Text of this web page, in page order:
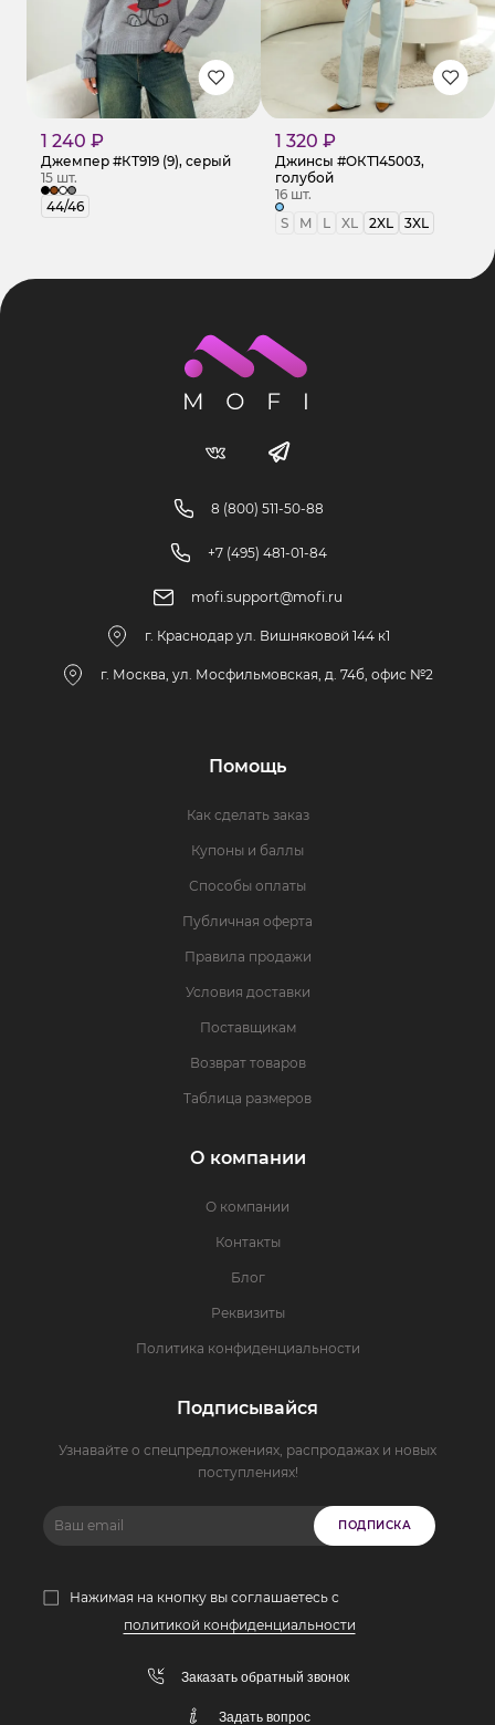
1 240 ₽
Джемпер #КТ919 (9), серый
15 шт.
44/46
1 320 ₽
Джинсы #ОКТ145003,
голубой
16 шт.
S
M L XL 2XL 3XL
8 (800) 511-50-88
+7 (495) 481-01-84
mofi.support@mofi.ru
г. Краснодар ул. Вишняковой 144 к1
г. Москва, ул. Мосфильмовская, д. 74б, офис №2
Помощь
Как сделать заказ
Купоны и баллы
Способы оплаты
Публичная оферта
Правила продажи
Условия доставки
Поставщикам
Возврат товаров
Таблица размеров
О компании
О компании
Контакты
Блог
Реквизиты
Политика конфиденциальности
Подписывайся
Узнавайте о спецпредложениях, распродажах и новых
поступлениях!
ПОДПИСКА
Нажимая на кнопку вы соглашаетесь с
политикой конфиденциальности
Заказать обратный звонок
Задать вопрос